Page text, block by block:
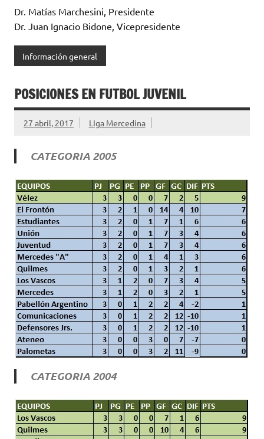
Dr. Matías Marchesini, Presidente
Dr. Juan Ignacio Bidone, Vicepresidente
Información general
POSICIONES EN FUTBOL JUVENIL
27 abril, 2017 LIga Mercedina
CATEGORIA 2005
CATEGORIA 2004